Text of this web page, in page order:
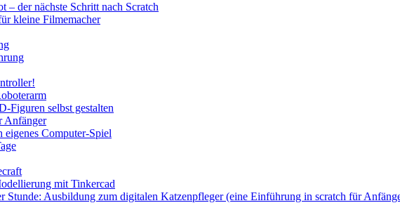
– der nächste Schritt nach Scratch
kleine Filmemacher
Figuren selbst gestalten
Anfänger
eigenes Computer-Spiel
mit Tinkercad
Stunde: Ausbildung zum digitalen Katzenpfleger (eine Einführung in scratch für